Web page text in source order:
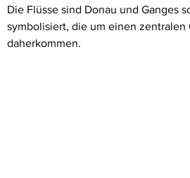
Die Flüsse sind Donau und Ganges
symbolisiert, die um einen
daherkommen.